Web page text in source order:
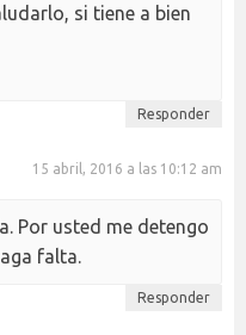
si tiene a bien
Responder
15 abril, 2016 a las 10:12 am
Por usted me detengo
falta.
Responder